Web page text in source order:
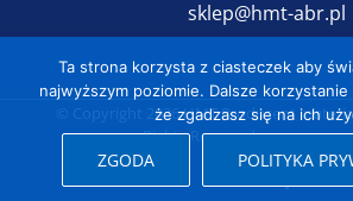
sklep@hmt-abr.pl
2026HMT Producent
Rights Reserved
Ta strona korzysta z ciasteczek aby
najwyższym poziomie. Dalsze
że zgadzasz się na ich
ZGODA POLITYKA